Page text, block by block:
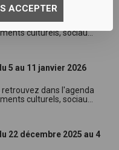
ACCEPTER
dans l'agenda
culturels, sociau...
5 au 11 janvier 2026
dans l'agenda
culturels, sociau...
22 décembre 2025 au 4